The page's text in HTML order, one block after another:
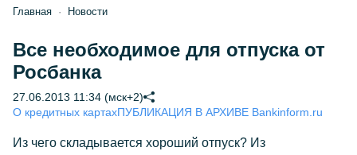
Главная Новости
Все необходимое для отпуска от
Росбанка
27.06.2013 11:34 (мск+2)
О кредитных картахПУБЛИКАЦИЯ В АРХИВЕ Bankinform.ru
Из чего складывается хороший отпуск? Из